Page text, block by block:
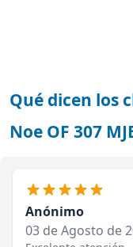
Qué dicen los
Noe OF 307
Anónimo
03 de Agosto de